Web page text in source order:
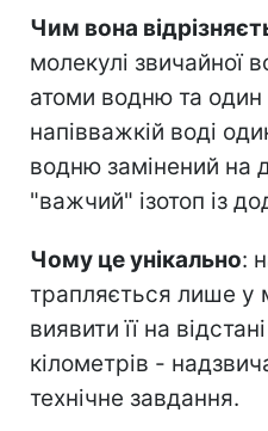
Чим вона
молекулі звичайної
атоми водню та
напівважкій воді
водню замінений на
"важчий" ізотоп із
Чому це унікально:
трапляється лише у
виявити її на
кілометрів -
технічне завдання.